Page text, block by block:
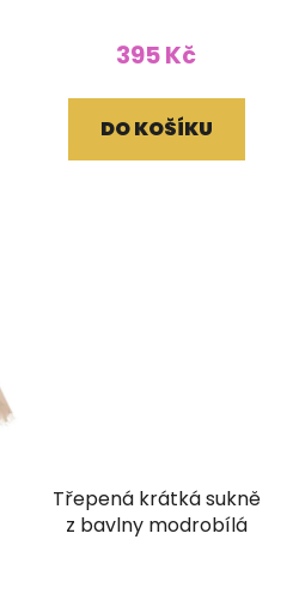
395 Kč
DO KOŠÍKU
Třepená krátká sukně
z bavlny modrobílá